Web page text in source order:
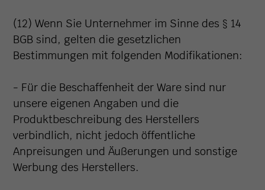
(12) Wenn Sie Unternehmer im Sinne des § 14
BGB sind, gelten die gesetzlichen
Bestimmungen mit folgenden Modifikationen:
- Für die Beschaffenheit der Ware sind nur
unsere eigenen Angaben und die
Produktbeschreibung des Herstellers
verbindlich, nicht jedoch öffentliche
Anpreisungen und Äußerungen und sonstige
Werbung des Herstellers.